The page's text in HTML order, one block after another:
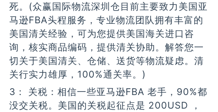
死。(众赢国际物流深圳仓目前主要致力美国亚
马逊FBA头程服务，专业物流团队拥有丰富的
美国清关经验，可为您提供美国海关进口咨
询，核实商品编码，提供清关协助。解答您一
切关于美国清关、仓储、送货等物流疑虑。清
关行实力雄厚，100%通关率。)
3： 关税：相信一些亚马逊FBA 老手，90%都
没交关税。美国的关税起征点是 200USD ，